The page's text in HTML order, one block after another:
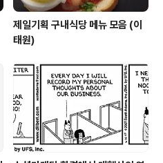
제일기획 구내식당 메뉴 모음 (이
태원)